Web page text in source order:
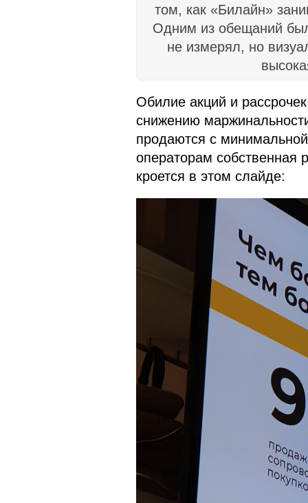
том, как «Билайн»
Одним из обещаний
не измерял, но
Обилие акций и
снижению
продаются с
операторам собственная
кроется в этом слайде: